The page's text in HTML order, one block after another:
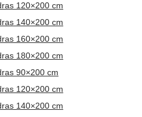
120×200 cm
140×200 cm
160×200 cm
180×200 cm
90×200 cm
120×200 cm
140×200 cm